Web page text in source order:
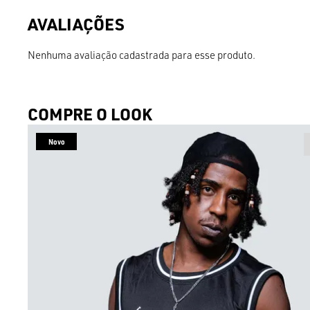
Nenhuma avaliação cadastrada para esse produto.
COMPRE O LOOK
Novo